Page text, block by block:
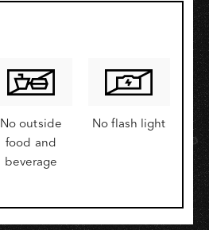
No outside
food and
beverage
No flash light